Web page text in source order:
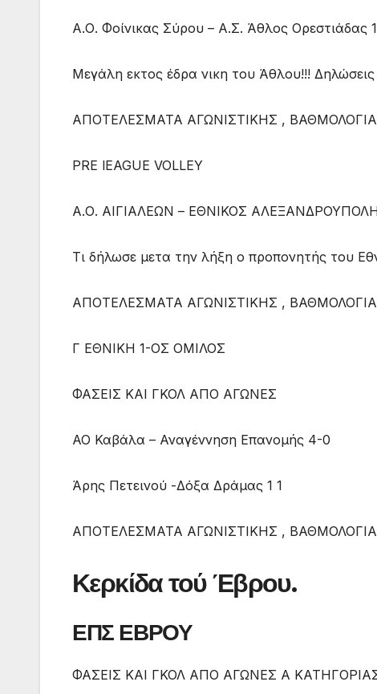
Α.Ο. Φοίνικας Σύρου – Α.Σ. Άθλος Ορεστιάδας
Μεγάλη εκτος έδρα νικη του Άθλου!!! Δηλώσεις
ΑΠΟΤΕΛΕΣΜΑΤΑ ΑΓΩΝΙΣΤΙΚΗΣ ,
PRE lEAGUE VOLLEY
Α.Ο. ΑΙΓΙΑΛΕΩΝ – ΕΘΝΙΚΟΣ
Τι δήλωσε μετα την λήξη ο προπονητής του
ΑΠΟΤΕΛΕΣΜΑΤΑ ΑΓΩΝΙΣΤΙΚΗΣ ,
Γ ΕΘΝΙΚΗ 1-ΟΣ ΟΜΙΛΟΣ
ΦΑΣΕΙΣ ΚΑΙ ΓΚΟΛ ΑΠΟ ΑΓΩΝΕΣ
ΑΟ Καβάλα – Αναγέννηση Επανομής 4-0
Άρης Πετεινού -Δόξα Δράμας 1 1
ΑΠΟΤΕΛΕΣΜΑΤΑ ΑΓΩΝΙΣΤΙΚΗΣ ,
Κερκίδα τού Έβρου.
ΕΠΣ ΕΒΡΟΥ
ΦΑΣΕΙΣ ΚΑΙ ΓΚΟΛ ΑΠΟ ΑΓΩΝΕΣ Α